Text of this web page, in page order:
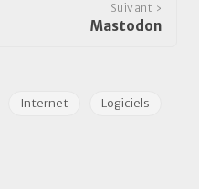
Suivant ›
Mastodon
Internet Logiciels